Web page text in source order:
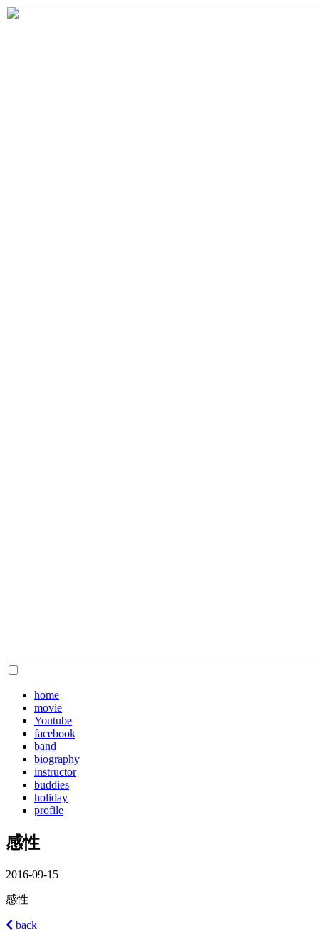
home
movie
Youtube
facebook
band
biography
instructor
buddies
holiday
profile
感性
2016-09-15
感性
back